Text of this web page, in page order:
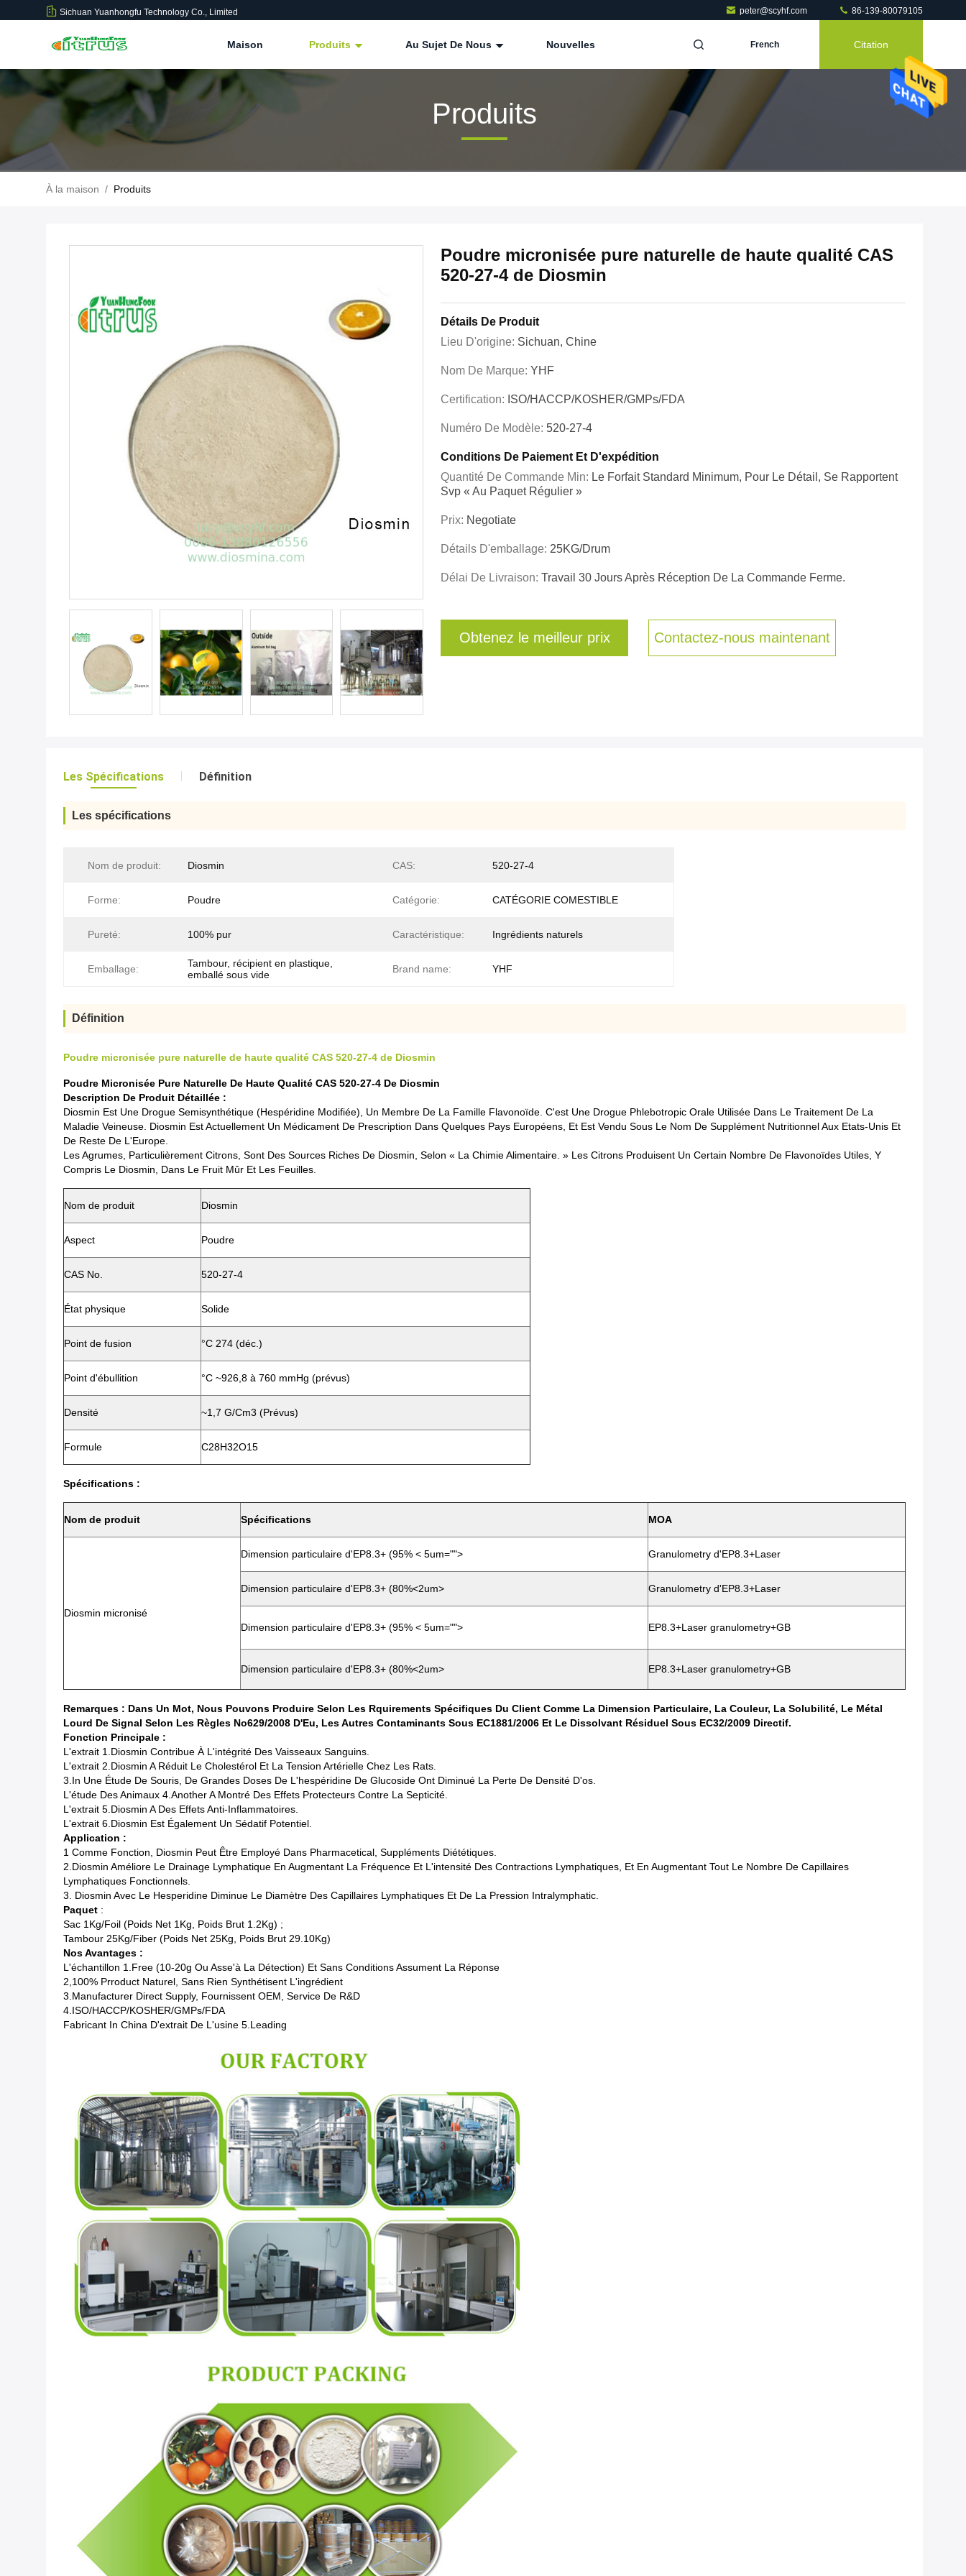
Sichuan Yuanhongfu Technology Co., Limited peter@scyhf.com 86-139-80079105
Maison Produits Au Sujet De Nous Nouvelles French Citation
Produits
À la maison / Produits
Poudre micronisée pure naturelle de haute qualité CAS
520-27-4 de Diosmin
Détails De Produit
Lieu D'origine: Sichuan, Chine
Nom De Marque: YHF
Certification: ISO/HACCP/KOSHER/GMPs/FDA
Numéro De Modèle: 520-27-4
Conditions De Paiement Et D'expédition
Quantité De Commande Min: Le Forfait Standard Minimum, Pour Le Détail, Se Rapportent
Svp « Au Paquet Régulier »
Prix: Negotiate
Détails D'emballage: 25KG/drum
Délai De Livraison: Travail 30 Jours Après Réception De La Commande Ferme.
Obtenez le meilleur prix Contactez-nous maintenant
Les Spécifications Définition
Les spécifications
Nom de produit: Diosmin CAS: 520-27-4
Forme: Poudre Catégorie: CATÉGORIE COMESTIBLE
Pureté: 100% pur Caractéristique: Ingrédients naturels
Emballage:
Tambour, récipient en plastique,
emballé sous vide
Brand name: YHF
Définition
Poudre micronisée pure naturelle de haute qualité CAS 520-27-4 de Diosmin
Poudre Micronisée Pure Naturelle De Haute Qualité CAS 520-27-4 De Diosmin
Description De Produit Détaillée :
Diosmin Est Une Drogue Semisynthétique (hespéridine Modifiée), Un Membre De La Famille Flavonoïde. C'est Une Drogue Phlebotropic Orale Utilisée Dans Le Traitement De La
Maladie Veineuse. Diosmin Est Actuellement Un Médicament De Prescription Dans Quelques Pays Européens, Et Est Vendu Sous Le Nom De Supplément Nutritionnel Aux Etats-Unis Et
De Reste De L'Europe.
Les Agrumes, Particulièrement Citrons, Sont Des Sources Riches De Diosmin, Selon « La Chimie Alimentaire. » Les Citrons Produisent Un Certain Nombre De Flavonoïdes Utiles, Y
Compris Le Diosmin, Dans Le Fruit Mûr Et Les Feuilles.
Nom de produit Diosmin
Aspect Poudre
CAS No. 520-27-4
État physique Solide
Point de fusion °C 274 (déc.)
Point d'ébullition °C ~926,8 à 760 mmHg (prévus)
Densité ~1,7 G/cm3 (prévus)
Formule C28H32O15
Spécifications :
Nom de produit Spécifications MOA
Diosmin micronisé
Dimension particulaire d'EP8.3+ (95% < 5um=""> Granulometry d'EP8.3+Laser
Dimension particulaire d'EP8.3+ (80%<2um> Granulometry d'EP8.3+Laser
Dimension particulaire d'EP8.3+ (95% < 5um=""> EP8.3+Laser granulometry+GB
Dimension particulaire d'EP8.3+ (80%<2um> EP8.3+Laser granulometry+GB
Remarques : Dans Un Mot, Nous Pouvons Produire Selon Les Rquirements Spécifiques Du Client Comme La Dimension Particulaire, La Couleur, La Solubilité, Le Métal
Lourd De Signal Selon Les Règles No629/2008 D'Eu, Les Autres Contaminants Sous EC1881/2006 Et Le Dissolvant Résiduel Sous EC32/2009 Directif.
Fonction Principale :
L'extrait 1.Diosmin Contribue À L'intégrité Des Vaisseaux Sanguins.
L'extrait 2.Diosmin A Réduit Le Cholestérol Et La Tension Artérielle Chez Les Rats.
3.In Une Étude De Souris, De Grandes Doses De L'hespéridine De Glucoside Ont Diminué La Perte De Densité D'os.
L'étude Des Animaux 4.Another A Montré Des Effets Protecteurs Contre La Septicité.
L'extrait 5.Diosmin A Des Effets Anti-Inflammatoires.
L'extrait 6.Diosmin Est Également Un Sédatif Potentiel.
Application :
1 Comme Fonction, Diosmin Peut Être Employé Dans Pharmacetical, Suppléments Diététiques.
2.Diosmin Améliore Le Drainage Lymphatique En Augmentant La Fréquence Et L'intensité Des Contractions Lymphatiques, Et En Augmentant Tout Le Nombre De Capillaires
Lymphatiques Fonctionnels.
3. Diosmin Avec Le Hesperidine Diminue Le Diamètre Des Capillaires Lymphatiques Et De La Pression Intralymphatic.
Paquet :
Sac 1Kg/Foil (poids Net 1Kg, Poids Brut 1.2Kg) ;
Tambour 25Kg/Fiber (poids Net 25Kg, Poids Brut 29.10Kg)
Nos Avantages :
L'échantillon 1.Free (10-20g Ou Asse'à La Détection) Et Sans Conditions Assument La Réponse
2,100% Prroduct Naturel, Sans Rien Synthétisent L'ingrédient
3.Manufacturer Direct Supply, Fournissent OEM, Service De R&D
4.ISO/HACCP/KOSHER/GMPs/FDA
Fabricant In China D'extrait De L'usine 5.Leading